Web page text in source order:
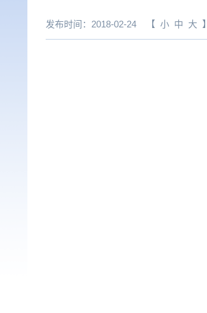
发布时间：2018-02-24 【 小 中 大 】